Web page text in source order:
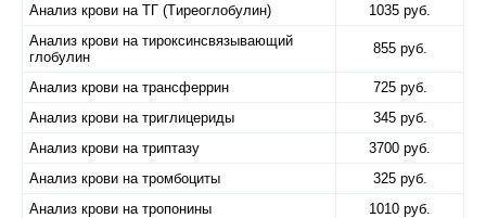
Анализ крови на ТГ (Tиреоглобулин)
1035 руб.
Анализ крови на тироксинсвязывающий
глобулин
855 руб.
Анализ крови на трансферрин
725 руб.
Анализ крови на триглицериды
345 руб.
Анализ крови на триптазу
3700 руб.
Анализ крови на тромбоциты
325 руб.
Анализ крови на тропонины
1010 руб.